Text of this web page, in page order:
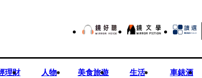
理財 人物 美食旅遊 生活 車錶酒